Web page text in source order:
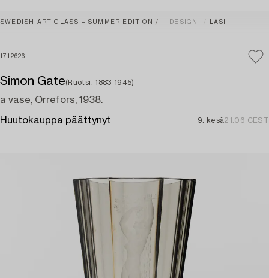
SWEDISH ART GLASS – SUMMER EDITION DESIGN LASI
1712626
Simon Gate(Ruotsi, 1883-1945)
a vase, Orrefors, 1938.
Huutokauppa päättynyt 9. kesä21:06 CEST